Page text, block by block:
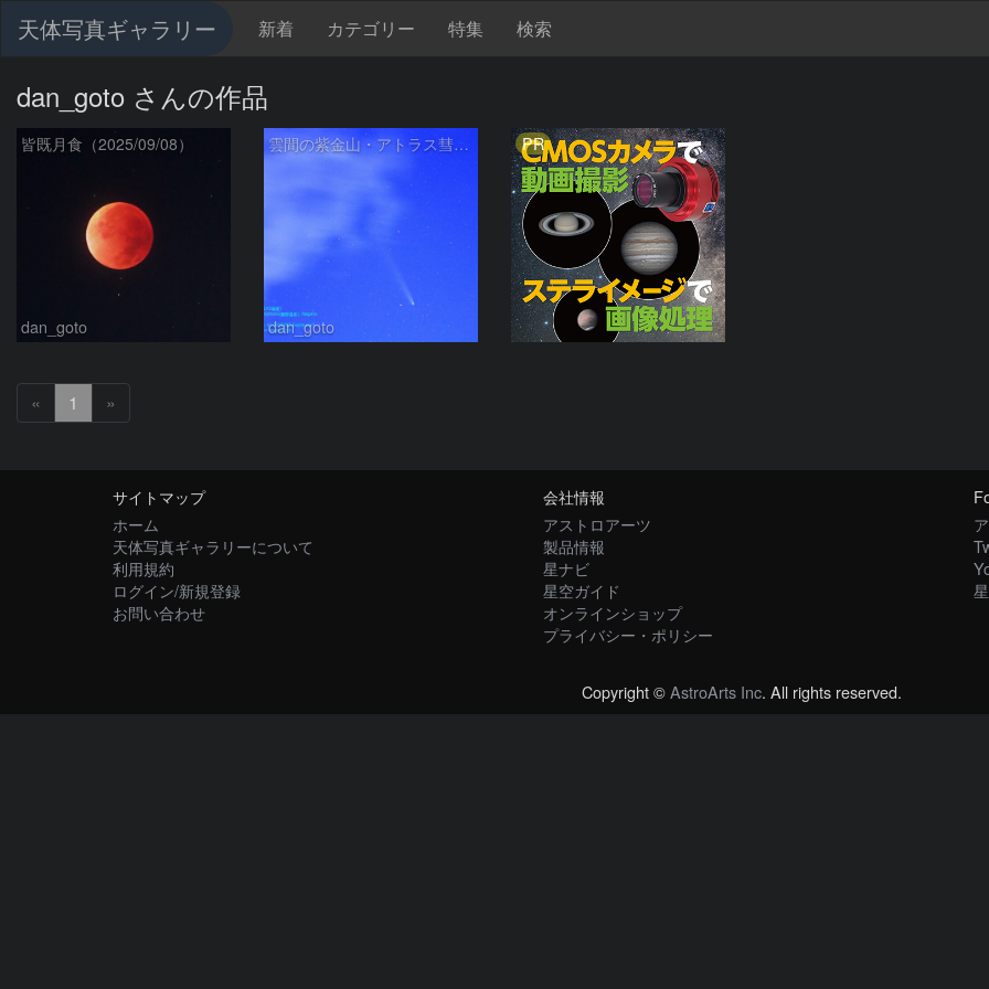
天体写真ギャラリー 新着 カテゴリー 特集 検索
dan_goto さんの作品
皆既月食（2025/09/08）
dan_goto
雲間の紫金山・アトラス彗星（2024/10/20）
dan_goto
PR
« 1 »
サイトマップ
ホーム
天体写真ギャラリーについて
利用規約
ログイン/新規登録
お問い合わせ
会社情報
アストロアーツ
製品情報
星ナビ
星空ガイド
オンラインショップ
プライバシー・ポリシー
Copyright ©AstroArts Inc. All rights reserved.